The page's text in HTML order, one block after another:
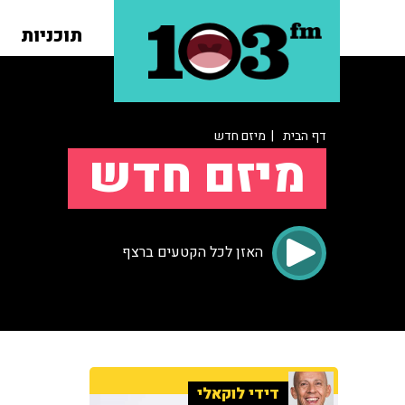
תוכניות
דף הבית | מיזם חדש
מיזם חדש
האזן לכל הקטעים ברצף
דידי לוקאלי